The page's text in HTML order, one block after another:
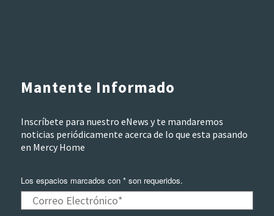
Mantente Informado
Inscríbete para nuestro eNews y te mandaremos
noticias periódicamente acerca de lo que esta pasando
en Mercy Home
Los espacios marcados con * son requeridos.